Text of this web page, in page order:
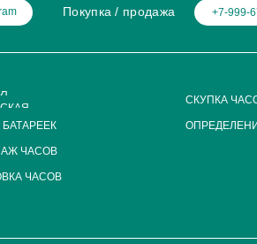
СКУПКА
Покупка / продажа +7-999-
ЧАСОВ
ЧАСОВ